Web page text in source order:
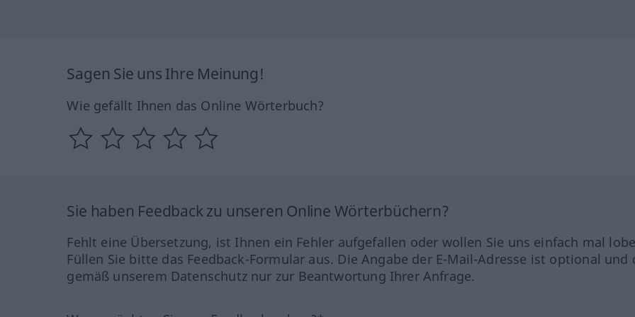
Sagen Sie uns Ihre Meinung!
Wie gefällt Ihnen das Online Wörterbuch?
Sie haben Feedback zu unseren Online Wörterbüchern?
Fehlt eine Übersetzung, ist Ihnen ein Fehler aufgefallen oder wollen Sie uns einfach mal
Füllen Sie bitte das Feedback-Formular aus. Die Angabe der E-Mail-Adresse ist optional und
gemäß unserem Datenschutz nur zur Beantwortung Ihrer Anfrage.